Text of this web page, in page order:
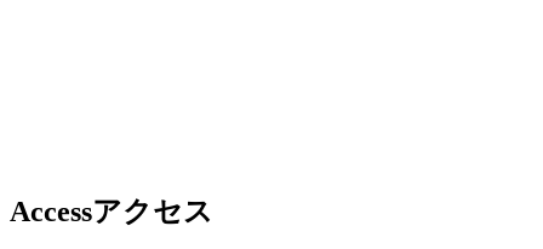
Accessアクセス